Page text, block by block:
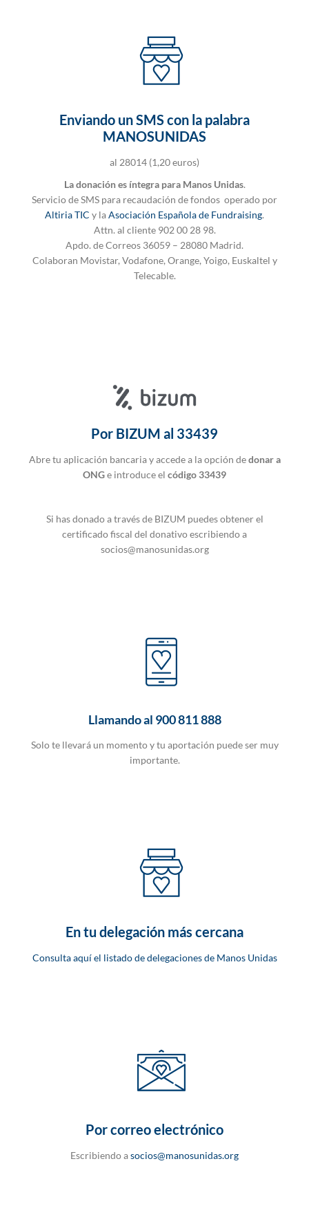
Enviando un SMS con la palabra
MANOSUNIDAS
al 28014 (1,20 euros)
La donación es íntegra para Manos Unidas.
Servicio de SMS para recaudación de fondos operado por
Altiria TIC y laAsociación Española de Fundraising.
Attn. al cliente 902 00 28 98.
Apdo. de Correos 36059 – 28080 Madrid.
Colaboran Movistar, Vodafone, Orange, Yoigo, Euskaltel y
Telecable.
Por BIZUM al 33439
Abre tu aplicación bancaria y accede a la opción dedonar a
ONGe introduce el código 33439
Si has donado a través de BIZUM puedes obtener el
certificado fiscal del donativo escribiendo a
socios@manosunidas.org
Llamando al 900 811 888
Solo te llevará un momento y tu aportación puede ser muy
importante.
En tu delegación más cercana
Consulta aquí el listado de delegaciones de Manos Unidas
Por correo electrónico
Escribiendo asocios@manosunidas.org